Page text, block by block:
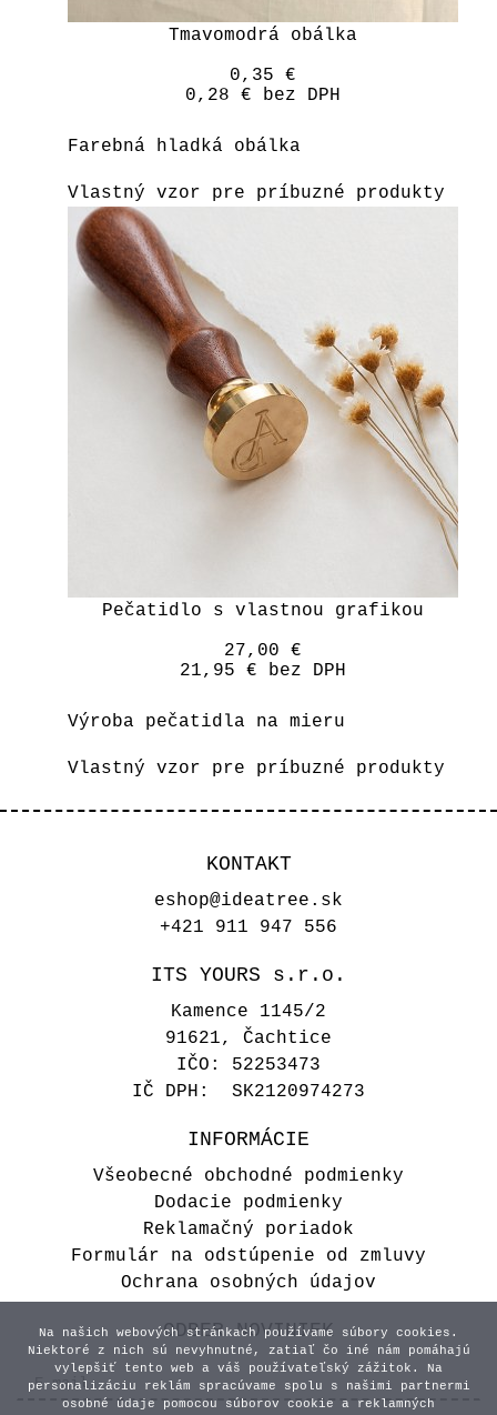
Tmavomodrá obálka
0,35 €
0,28 € bez DPH
Farebná hladká obálka
Vlastný vzor pre príbuzné produkty
Pečatidlo s vlastnou grafikou
27,00 €
21,95 € bez DPH
Výroba pečatidla na mieru
Vlastný vzor pre príbuzné produkty
KONTAKT
eshop@ideatree.sk
+421 911 947 556
ITS YOURS s.r.o.
Kamence 1145/2
91621, Čachtice
IČO: 52253473
IČ DPH: SK2120974273
INFORMÁCIE
Všeobecné obchodné podmienky
Dodacie podmienky
Reklamačný poriadok
Formulár na odstúpenie od zmluvy
Ochrana osobných údajov
ODBER NOVINIEK
Na našich webových stránkach používame súbory cookies.
Niektoré z nich sú nevyhnutné, zatiaľ čo iné nám pomáhajú
vylepšiť tento web a váš používateľský zážitok. Na
personalizáciu reklám spracúvame spolu s našimi partnermi
osobné údaje pomocou súborov cookie a reklamných